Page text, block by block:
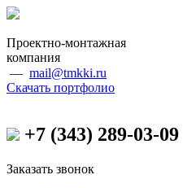
Проектно-монтажная
компания
— mail@tmkki.ru
Скачать портфолио
+7 (343) 289-03-09
Заказать звонок